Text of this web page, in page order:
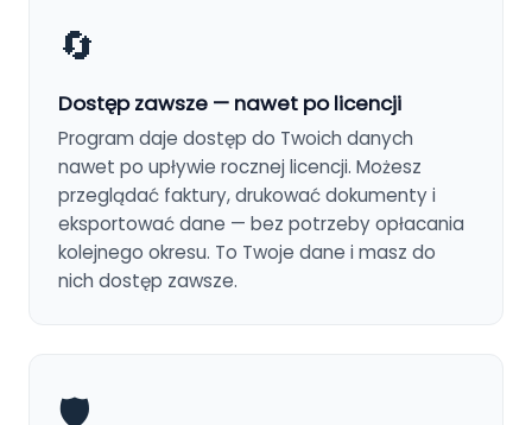
🔄
Dostęp zawsze — nawet po licencji
Program daje dostęp do Twoich danych
nawet po upływie rocznej licencji. Możesz
przeglądać faktury, drukować dokumenty i
eksportować dane — bez potrzeby opłacania
kolejnego okresu. To Twoje dane i masz do
nich dostęp zawsze.
🛡️